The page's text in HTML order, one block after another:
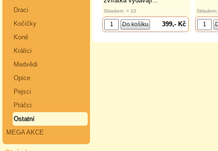
Draci
Kočičky
Koně
Králíci
Medvědi
Opice
Pejsci
Ptáčci
Ostatní
MEGA AKCE
Skladem: > 10
399,- Kč